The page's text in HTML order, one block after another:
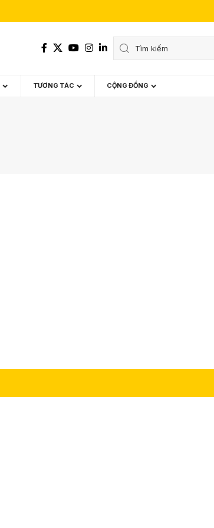
TƯƠNG TÁC CỘNG ĐỒNG